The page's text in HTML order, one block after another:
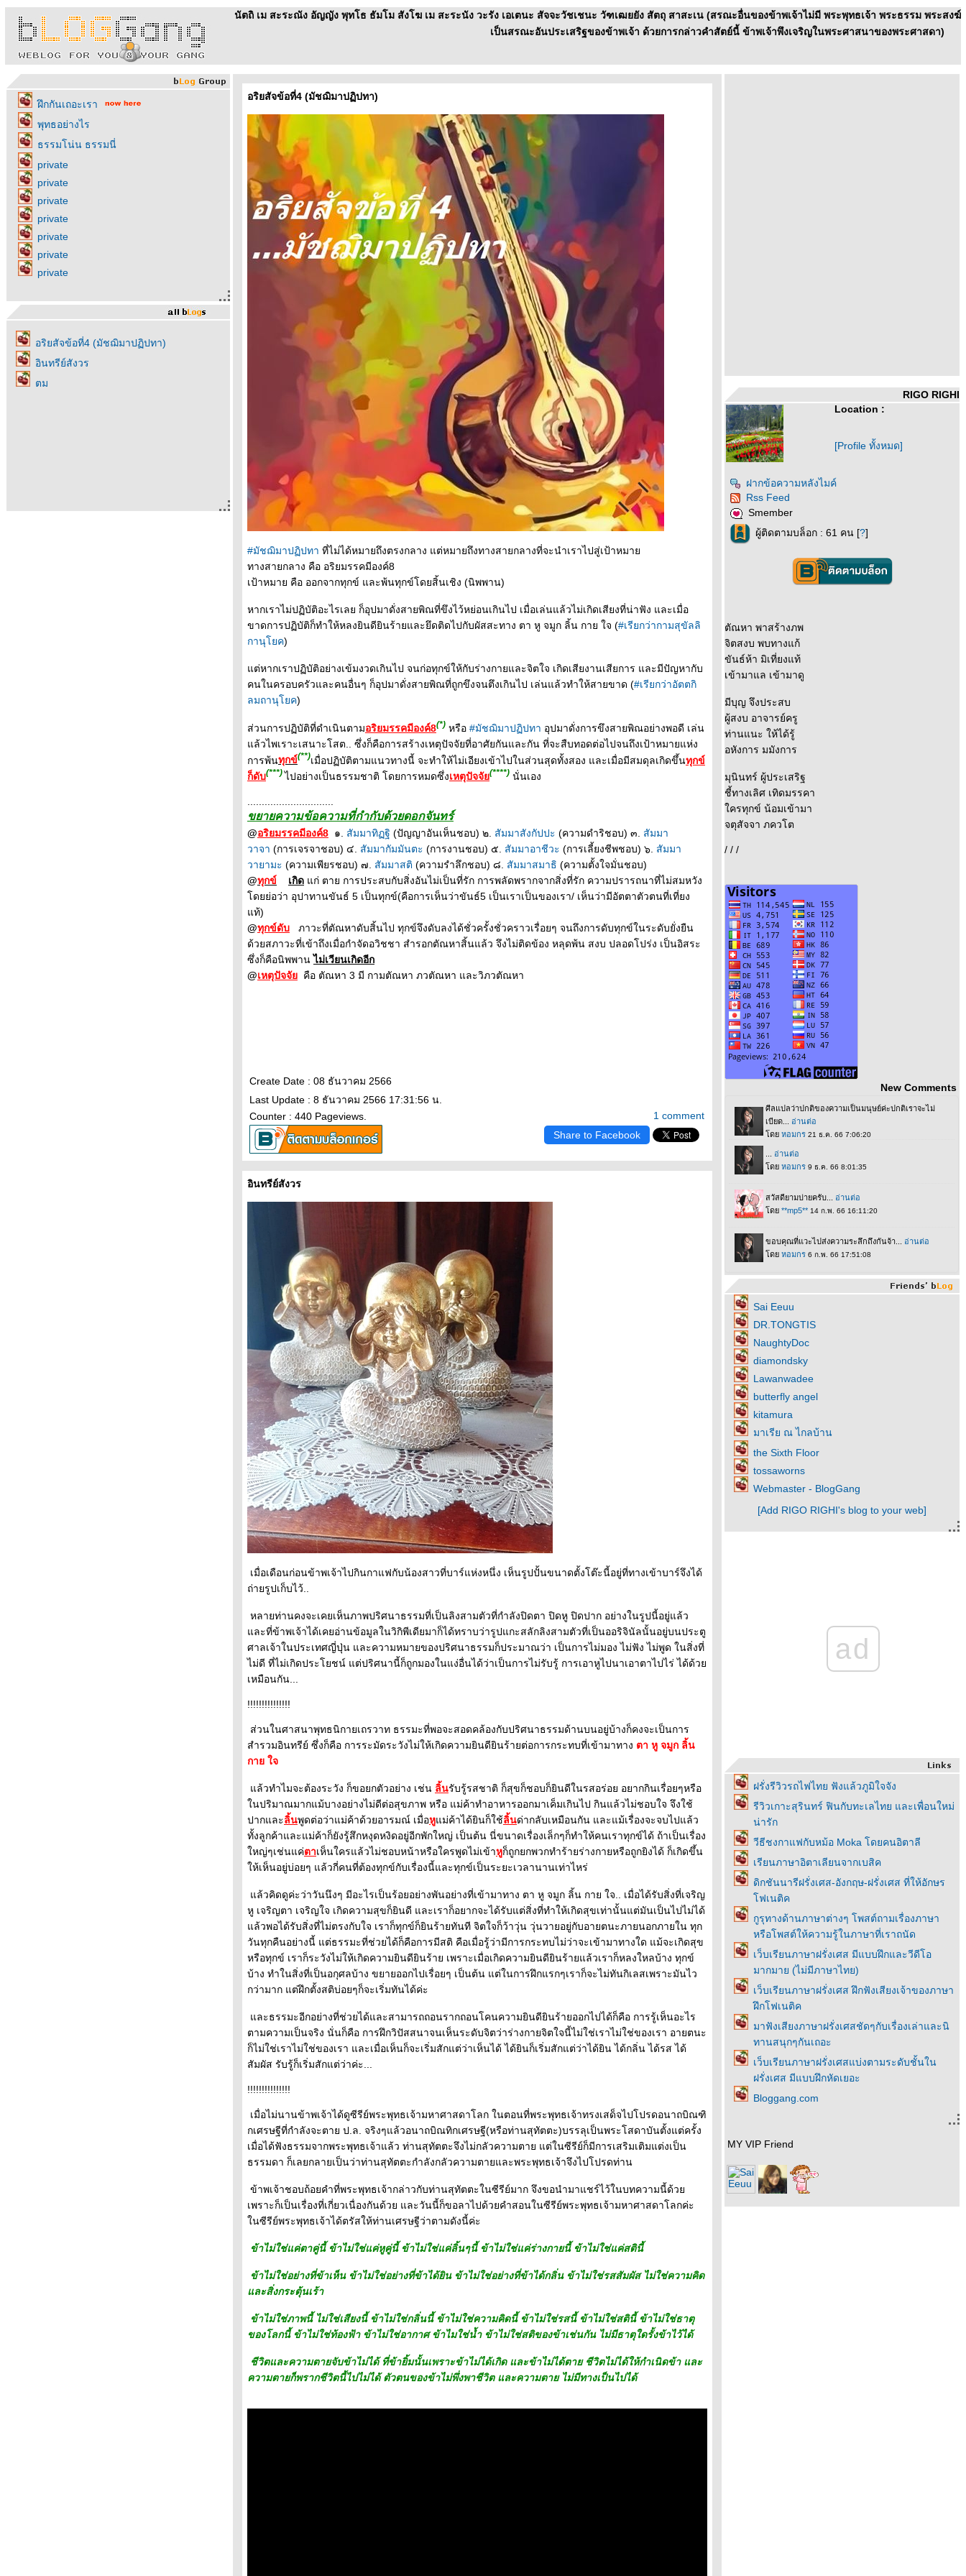
นัตถิ เม สะระณัง อัญญัง พุทโธ ธัมโม สังโฆ เม สะระนัง วะรัง เอเตนะ สัจจะวัชเชนะ วัฑเฒยยัง สัตถุ สาสะเน (สรณะอื่นของข้าพเจ้าไม่มี พระพุทธเจ้า พระธรรม พระสงฆ์
เป็นสรณะอันประเสริฐของข้าพเจ้า ด้วยการกล่าวคำสัตย์นี้ ข้าพเจ้าพึงเจริญในพระศาสนาของพระศาสดา)
ฝึกกันเถอะเรา
พุทธอย่างไร
ธรรมโน่น ธรรมนี่
private
private
private
private
private
private
private
อริยสัจข้อที่4 (มัชฌิมาปฏิปทา)
อินทรีย์สังวร
ตม
อริยสัจข้อที่4 (มัชฌิมาปฏิปทา)
#มัชฌิมาปฏิปทา ที่ไม่ได้หมายถึงตรงกลาง แต่หมายถึงทางสายกลางที่จะนำเราไปสู่เป้าหมา
ทางสายกลาง คือ อริยมรรคมีองค์8
เป้าหมาย คือ ออกจากทุกข์ และพ้นทุกข์โดยสิ้นเชิง (นิพพาน)
หากเราไม่ปฏิบัติอะไรเลย ก็อุปมาดั่งสายพิณที่ขึงไว้หย่อนเกินไป เมื่อเล่นแล้วไม่เกิดเสียงที่น่าฟัง และเมื่อ
ขาดการปฏิบัติก็ทำให้หลงยินดียินร้ายและยึดติดไปกับผัสสะทาง ตา หู จมูก ลิ้น กาย ใจ (#เรียกว่ากามสุขัลลิ
กานุโยค)
ต่หากเราปฏิบัติอย่างเข้มงวดเกินไป จนก่อทุกข์ให้กับร่างกายและจิตใจ เกิดเสียงานเสียการ และมีปัญหากับ
คนในครอบครัวและคนอื่นๆ ก็อุปมาดั่งสายพิณที่ถูกขึงจนตึงเกินไป เล่นแล้วทำให้สายขาด (#เรียกว่าอัตตกิ
ลมถานุโยค)
ส่วนการปฏิบัติที่ดำเนินตามอริยมรรคมีองค์8(*) หรือ #มัชฌิมาปฏิปทา อุปมาดั่งการขึงสายพิณอย่างพอดี เล่น
ล้วไพเราะเสนาะโสต.. ซึ่งก็คือการสร้างเหตุปัจจัยที่อาศัยกันและกัน ที่จะสืบทอดต่อไปจนถึงเป้าหมายแห่ง
การพ้นทุกข์(**)เมื่อปฏิบัติตามแนวทางนี้ จะทำให้ไม่เอียงเข้าไปในส่วนสุดทั้งสอง และเมื่อมีสมดุลเกิดขึ้นทุกข์
ก็ดับ(***)ไปอย่างเป็นธรรมชาติ โดยการหมดซึ่งเหตุปัจจั(****) นั่นเอง
ขยายความข้อความที่กำกับด้วยดอกจันทร์
@อริยมรรคมีองค์8 ๑. สัมมาทิฏฐิ (ปัญญาอันเห็นชอบ) ๒. สัมมาสังกัปปะ (ความดำริชอบ) ๓. สัมมา
วาจา (การเจรจาชอบ) ๔. สัมมากัมมันตะ (การงานชอบ) ๕. สัมมาอาชีวะ (การเลี้ยงชีพชอบ) ๖. สัมมา
วายามะ (ความเพียรชอบ) ๗. สัมมาสติ (ความรำลึกชอบ) ๘. สัมมาสมาธิ (ความตั้งใจมั่นชอบ)
@ทุกข์ เกิด ก่ ตาย การประสบกับสิ่งอันไม่เป็นที่รัก การพลัดพรากจากสิ่งที่รัก ความปรารถนาที่ไม่สมหวัง
ดยย่อว่า อุปาทานขันธ์ 5 เป็นทุกข์(คือการเห็นว่าขันธ์5 เป็นเราเป็นของเรา/ เห็นว่ามีอัตตาตัวตนที่เที่ยง
ท้)
@ทุกข์ดับ ภาวะที่ตัณหาดับสิ้นไป ทุกข์จึงดับลงได้ชั่วครั้งชั่วคราวเรื่อยๆ จนถึงการดับทุกข์ในระดับยั่งยืน
ด้วยสภาวะที่เข้าถึงเมื่อกำจัดอวิชชา สำรอกตัณหาสิ้นแล้ว จึงไม่ติดข้อง หลุดพ้น สงบ ปลอดโปร่ง เป็นอิสระ
ซึ่งก็คือนิพพานไม่เวียนเกิดอีก
@เหตุปัจจั คือ ตัณหา 3 มี กามตัณหา ภวตัณหา และวิภวตัณหา
Create Date : 08 ธันวาคม 2566
1 comment
Last Update : 8 ธันวาคม 2566 17:31:56 น.
Counter : 440 Pageviews.
Share to Facebook
อินทรีย์สังวร
เมื่อเดือนก่อนข้าพเจ้าไปกินกาแฟกับน้องสาวที่บาร์แห่งหนึ่ง เห็นรูปปั้นขนาดตั้งโต๊ะนี้อยู่ที่ทางเข้าบาร์จึงได้
ถ่ายรูปเก็บไว้..
หลายท่านคงจะเคยเห็นภาพปริศนาธรรมที่เป็นลิงสามตัวที่กำลังปิดตา ปิดหู ปิดปาก อย่างในรูปนี้อยู่แล้ว
ละที่ข้าพเจ้าได้เคยอ่านข้อมูลในวิกิพีเดียมาก็ได้ทราบว่ารูปแกะสลักลิงสามตัวที่เป็นออริจินัลนั้นอยู่บนประตู
ศาลเจ้าในประเทศญี่ปุ่น และความหมายของปริศนาธรรมก็ประมาณว่า เป็นการไม่มอง ไม่ฟัง ไม่พูด ในสิ่งที่
ไม่ดี ที่ไม่เกิดประโยชน์ แต่ปริศนานี้ก็ถูกมองในแง่อื่นได้ว่าเป็นการไม่รับรู้ การเอาหูไปนาเอาตาไปไร่ ได้ด้ว
เหมือนกัน...
!!!!!!!!!!!!!!!
ส่วนในศาสนาพุทธนิกายเถรวาท ธรรมะที่พอจะสอดคล้องกับปริศนาธรรมด้านบนอยู่บ้างก็คงจะเป็นการ
สำรวมอินทรีย์ ซึ่งก็คือ การระมัดระวังไม่ให้เกิดความยินดียินร้ายต่อการกระทบที่เข้ามาทาง ตา หู จมูก ลิ้น
กาย ใจ
ล้วทำไมจะต้องระวัง ก็ขอยกตัวอย่าง เช่น ลิ้นรับรู้รสชาติ ก็สุขก็ชอบก็ยินดีในรสอร่อย อยากกินเรื่อยๆหรือ
นปริมาณมากแม้บางอย่างไม่ดีต่อสุขภาพ หรือ แม่ค้าทำอาหารออกมาเค็มเกินไป กินแล้วไม่ชอบใจ จึงใช้
ปากและลิ้นพูดต่อว่าแม่ค้าด้วยอารมณ์ เมื่อหูม่ค้าได้ยินก็ใช้ลิ้นด่ากลับเหมือนกัน และแม้เรื่องจะจบไปแล้ว
ทั้งลูกค้าและแม่ค้าก็ยังรู้สึกหงุดหงิดอยู่อีกพักใหญ่ เป็นต้น นี่ขนาดเรื่องเล็กๆก็ทำให้คนเราทุกข์ได้ ถ้าเป็นเรื่อง
หญ่ๆเช่นแค่ตาเห็นใครแล้วไม่ชอบหน้าหรือใครพูดไม่เข้าหูก็ถูกยกพวกทำร้ายร่างกายหรือถูกยิงได้ ก็เกิดขึ้น
ห้เห็นอยู่บ่อยๆ แล้วกี่คนที่ต้องทุกข์กับเรื่องนี้และทุกข์เป็นระยะเวลานานเท่าไหร่
ล้วคิดดูค่ะว่าวันนึงๆ มีอะไรเป็นร้อยอย่างพันอย่างที่เข้ามาทาง ตา หู จมูก ลิ้น กาย ใจ.. เมื่อได้รับสิ่งที่เจริญ
หู เจริญตา เจริญใจ เกิดความสุขก็ยินดี และเราก็อยากจะได้รับแต่สิ่งที่ทำให้เกิดสุขเท่านั้นแต่มันเป็นไปไม่ได้
ล้วพอได้รับสิ่งที่ไม่ตรงกับใจ เราก็ทุกข์ก็ยินร้ายทันที จิตใจก็ว้าวุ่น วุ่นวายอยู่กับอายตนะภายนอกภายใน ทุก
วันทุกคืนอย่างนี้ แต่ธรรมะที่ช่วยได้ก็คือการมีสติ คือเมื่อรู้ว่ามีการกระทบไม่ว่าจะเข้ามาทางใด แม้จะเกิดสุข
หรือทุกข์ เราก็ระวังไม่ให้เกิดความยินดียินร้าย เพราะเมื่อเกิดความยินดียินร้ายแล้วเราก็หลงใหลบ้าง ทุกข์
บ้าง ทำในสิ่งที่เป็นอกุศลบ้าง ขยายออกไปเรื่อยๆ เป็นต้น แต่ในการฝึกแรกๆเราก็จะไม่ทันกิเลสเพราะมันไว
กว่ามาก แต่ฝึกตั้งสติบ่อยๆก็จะเริ่มทันได้ค่ะ
ละธรรมะอีกอย่างที่ช่วยได้และสามารถถอนรากถอนโคนความยินดียินร้ายออกไปได้ก็คือ การรู้เห็นอะไร
ตามความเป็นจริง นั่นก็คือ การฝึกวิปัสสนาจนเห็นระดับจิตว่าร่างกายจิตใจนี้ไม่ใช่เราไม่ใช่ของเรา อายตนะ
ก็ไม่ใช่เราไม่ใช่ของเรา และเมื่อเห็นก็จะเริ่มสักแต่ว่าเห็นได้ ได้ยินก็เริ่มสักแต่ว่าได้ยิน ได้กลิ่น ได้รส ได้
สัมผัส รับรู้ก็เริ่มสักแต่ว่าค่ะ...
!!!!!!!!!!!!!!!
เมื่อไม่นานข้าพเจ้าได้ดูซีรีย์พระพุทธเจ้ามหาศาสดาโลก ในตอนที่พระพุทธเจ้าทรงเสด็จไปโปรดอนาถบิณฑิ
กเศรษฐีที่กำลังจะตาย ป.ล. จริงๆแล้วอนาถบิณทิกเศรษฐี(หรือท่านสุทัตตะ)บรรลุเป็นพระโสดาบันตั้งแต่ครั้ง
เมื่อได้ฟังธรรมจากพระพุทธเจ้าแล้ว ท่านสุทัตตะจึงไม่กลัวความตาย แต่ในซีรีย์ก็มีการเสริมเติมแต่งเป็น
ธรรมดา ก็เลยกลายเป็นว่าท่านสุทัตตะกำลังกลัวความตายและพระพุทธเจ้าจึงไปโปรดท่าน
ข้าพเจ้าชอบถ้อยคำที่พระพุทธเจ้ากล่าวกับท่านสุทัตตะในซีรีย์มาก จึงขอนำมาแชร์ไว้ในบทความนี้ด้ว
เพราะก็เป็นเรื่องที่เกี่ยวเนื่องกันด้วย และวันนี้ก็ขอลาไปด้วยคำสอนในซีรีย์พระพุทธเจ้ามหาศาสดาโลกค่ะ
นซีรีย์พระพุทธเจ้าได้ตรัสให้ท่านเศรษฐีว่าตามดังนี้ค่ะ
ข้าไม่ใช่แค่ตาคู่นี้ ข้าไม่ใช่แค่หูคู่นี้ ข้าไม่ใช่แค่ลิ้นๆนี้ ข้าไม่ใช่แค่ร่างกายนี้ ข้าไม่ใช่แค่สตินี้
ข้าไม่ใช่อย่างที่ข้าเห็น ข้าไม่ใช่อย่างที่ข้าได้ยิน ข้าไม่ใช่อย่างที่ข้าได้กลิ่น ข้าไม่ใช่รสสัมผัส ไม่ใช่ความคิด
ละสิ่งกระตุ้นเร้า
ข้าไม่ใช่ภาพนี้ ไม่ใช่เสียงนี้ ข้าไม่ใช่กลิ่นนี้ ข้าไม่ใช่ความคิดนี้ ข้าไม่ใช่รสนี้ ข้าไม่ใช่สตินี้ ข้าไม่ใช่ธาตุ
ของโลกนี้ ข้าไม่ใช่ท้องฟ้า ข้าไม่ใช่อากาศ ข้าไมใช่น้ำ ข้าไม่ใช่สติของข้าเช่นกัน ไม่มีธาตุใดรั้งข้าไว้ได้
ชีวิตและความตายจับข้าไม่ได้ ที่ข้ายิ้มนั้นเพราะข้าไม่ได้เกิด และข้าไม่ได้ตาย ชีวิตไม่ได้ให้กำเนิดข้า และ
ความตายก็พรากชีวิตนี้ไปไม่ได้ ตัวตนของข้าไม่พึ่งพาชีวิต และความตาย ไม่มีทางเป็นไปได้
RIGO RIGHI
Location :
[Profile ทั้งหมด]
ฝากข้อความหลังไมค์
Rss Feed
Smember
ผู้ติดตามบล็อก : 61 คน [?]
ตัณหา พาสร้างภพ
จิตสงบ พบทางแก้
ขันธ์ห้า มิเที่ยงแท้
เข้ามาแล เข้ามาดู
มีบุญ จึงประสบ
ผู้สงบ อาจารย์ครู
ท่านแนะ ให้ได้รู้
อหังการ มมังการ
มุนินทร์ ผู้ประเสริฐ
ชี้ทางเลิศ เทิดมรรคา
ครทุกข์ น้อมเข้ามา
จตุสัจจา ภควโต
/ / /
New Comments
Sai Eeuu
DR.TONGTIS
NaughtyDoc
diamondsky
Lawanwadee
butterfly angel
kitamura
มาเรีย ณ ไกลบ้าน
the Sixth Floor
tossaworns
Webmaster - BlogGang
[Add RIGO RIGHI's blog to your web]
ad
ฝรั่งรีวิวรถไฟไทย ฟังแล้วภูมิใจจัง
รีวิวเกาะสุรินทร์ ฟินกับทะเลไทย และเพื่อนใหม่
น่ารัก
วีธีชงกาแฟกับหม้อ Moka โดยคนอิตาลี
เรียนภาษาอิตาเลียนจากเบสิค
ดิกชันนารีฝรั่งเศส-อังกฤษ-ฝรั่งเศส ที่ให้อักษร
ฟเนติค
กูรุทางด้านภาษาต่างๆ โพสต์ถามเรื่องภาษา
หรือโพสต์ให้ความรู้ในภาษาที่เราถนัด
เว็บเรียนภาษาฝรั่งเศส มีแบบฝึกและวีดีโอ
มากมาย (ไม่มีภาษาไทย)
เว็บเรียนภาษาฝรั่งเศส ฝึกฟังเสียงเจ้าของภาษา
ฝึกโฟเนติค
มาฟังเสียงภาษาฝรั่งเศสชัดๆกับเรื่องเล่าและนิ
ทานสนุกๆกันเถอะ
เว็บเรียนภาษาฝรั่งเศสแบ่งตามระดับชั้นใน
ฝรั่งเศส มีแบบฝึกหัดเยอะ
Bloggang.com
MY VIP Friend